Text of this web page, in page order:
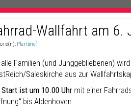
Wallfahrt am 6.
Pfarrbrief
Familien (und Junggebliebenen)
Saleskirche aus zur
Start ist um 10.00 Uhr mit einer
bis Aldenhoven.